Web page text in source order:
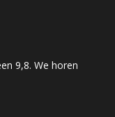
9,8. We horen